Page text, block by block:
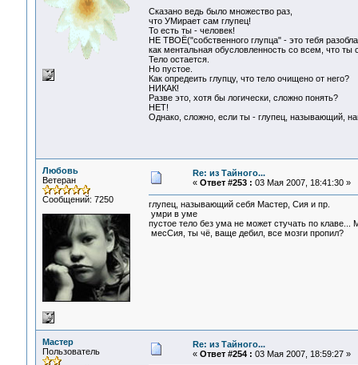
Сказано ведь было множество раз,
что УМирает сам глупец!
То есть ты - человек!
НЕ ТВОЁ("собственного глупца" - это тебя
как ментальная обусловленность со всем, что
Тело остается.
Но пустое.
Как опредеить глупцу, что тело очищено от него?
НИКАК!
Разве это, хотя бы логически, сложно понять?
НЕТ!
Однако, сложно, если ты - глупец, называющий,
Любовь
Ветеран
Сообщений: 7250
Re: из Тайного...
« Ответ #253 : 03 Мая 2007, 18:41:30 »
глупец, называющий себя Мастер, Сия и пр.
умри в уме
пустое тело без ума не может стучать по клаве...
месСия, ты чё, ваще дебил, все мозги пропил?
Мастер
Пользователь
Re: из Тайного...
« Ответ #254 : 03 Мая 2007, 18:59:27 »